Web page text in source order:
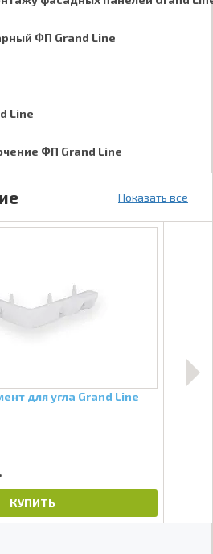
ФП Grand Line
Line
ФП Grand Line
Показать все
для угла Grand Line
КУПИТЬ